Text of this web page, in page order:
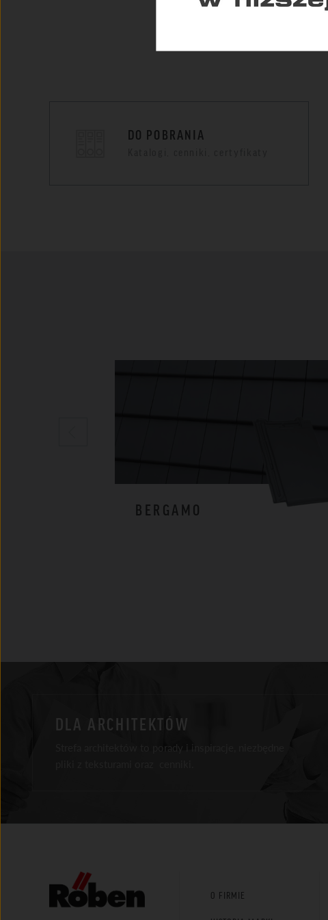
DO POBRANIA
BERGAMO
DLA ARCHITEKTÓW
Strefa architektów to porady i inspiracje, niezbędne
O FIRMIE
Instagram